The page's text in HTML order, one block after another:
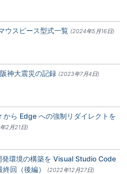
ウスピース型式一覧 (2024年5月16日)
神大震災の記録 (2023年7月4日)
ら Edge への強制リダイレクトを
2月21日)
環境の構築を Visual Studio Code
回（後編）
(2022年12月27日)